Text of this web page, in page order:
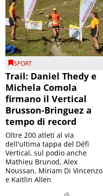
SPORT
Trail: Daniel Thedy e
Michela Comola
firmano il Vertical
Brusson-Bringuez a
tempo di record
Oltre 200 atleti al via
dell'ultima tappa del Défì
Vertical, sul podio anche
Mathieu Brunod, Alex
Noussan, Miriam Di Vincenzo
e Kaitlin Allen